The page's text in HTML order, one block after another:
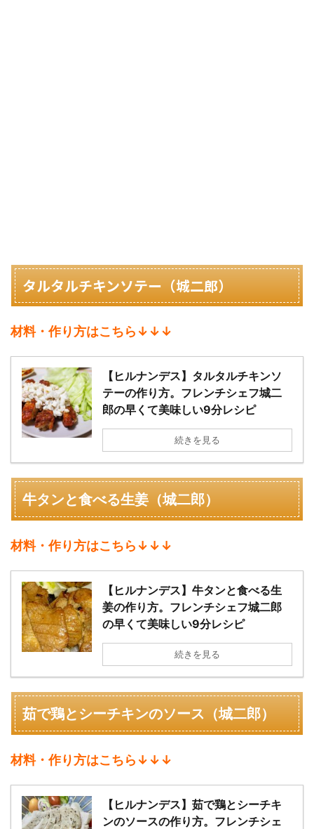
タルタルチキンソテー（城二郎）
材料・作り方はこちら↓↓↓
【ヒルナンデス】タルタルチキンソ
テーの作り方。フレンチシェフ城二
郎の早くて美味しい9分レシピ
続きを見る
牛タンと食べる生姜（城二郎）
材料・作り方はこちら↓↓↓
【ヒルナンデス】牛タンと食べる生
姜の作り方。フレンチシェフ城二郎
の早くて美味しい9分レシピ
続きを見る
茹で鶏とシーチキンのソース（城二郎）
材料・作り方はこちら↓↓↓
【ヒルナンデス】茹で鶏とシーチキ
ンのソースの作り方。フレンチシェ